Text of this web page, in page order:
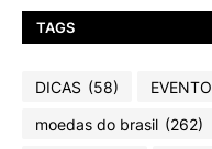
TAGS
DICAS (58) EVENTO
moedas do brasil (262)